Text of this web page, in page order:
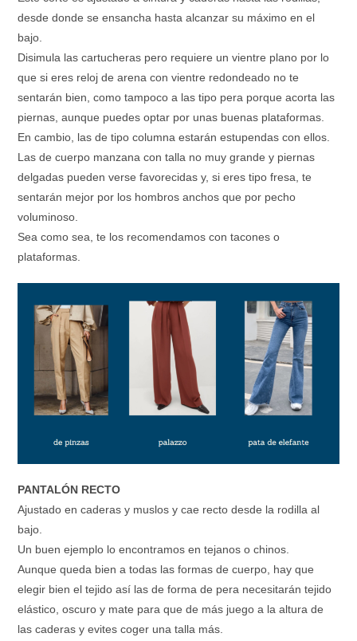
desde donde se ensancha hasta alcanzar su máximo en el
bajo.
Disimula las cartucheras pero requiere un vientre plano por lo
que si eres reloj de arena con vientre redondeado no te
sentarán bien, como tampoco a las tipo pera porque acorta las
piernas, aunque puedes optar por unas buenas plataformas.
En cambio, las de tipo columna estarán estupendas con ellos.
Las de cuerpo manzana con talla no muy grande y piernas
delgadas pueden verse favorecidas y, si eres tipo fresa, te
sentarán mejor por los hombros anchos que por pecho
voluminoso.
Sea como sea, te los recomendamos con tacones o
plataformas.
PANTALÓN RECTO
Ajustado en caderas y muslos y cae recto desde la rodilla al
bajo.
Un buen ejemplo lo encontramos en tejanos o chinos.
Aunque queda bien a todas las formas de cuerpo, hay que
elegir bien el tejido así las de forma de pera necesitarán tejido
elástico, oscuro y mate para que de más juego a la altura de
las caderas y evites coger una talla más.